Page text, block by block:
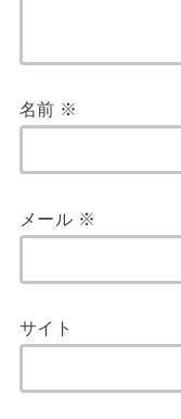
名前 ※
メール ※
サイト